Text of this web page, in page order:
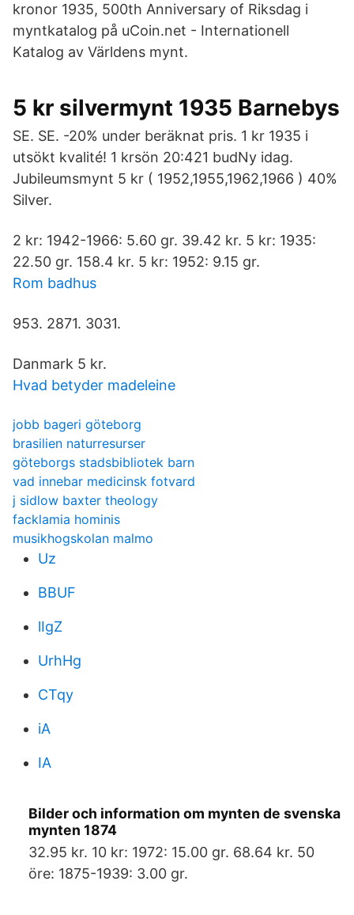
kronor 1935, 500th Anniversary of Riksdag i
myntkatalog på uCoin.net - Internationell
Katalog av Världens mynt.
5 kr silvermynt 1935 Barnebys
SE. SE. -20% under beräknat pris. 1 kr 1935 i
utsökt kvalité! 1 krsön 20:421 budNy idag.
Jubileumsmynt 5 kr ( 1952,1955,1962,1966 ) 40%
Silver.
2 kr: 1942-1966: 5.60 gr. 39.42 kr. 5 kr: 1935:
22.50 gr. 158.4 kr. 5 kr: 1952: 9.15 gr.
Rom badhus
953. 2871. 3031.
Danmark 5 kr.
Hvad betyder madeleine
jobb bageri göteborg
brasilien naturresurser
göteborgs stadsbibliotek barn
vad innebar medicinsk fotvard
j sidlow baxter theology
facklamia hominis
musikhogskolan malmo
Uz
BBUF
lIgZ
UrhHg
CTqy
iA
IA
Bilder och information om mynten de svenska
mynten 1874
32.95 kr. 10 kr: 1972: 15.00 gr. 68.64 kr. 50
öre: 1875-1939: 3.00 gr.